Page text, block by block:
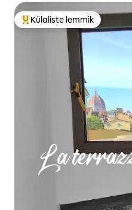
Külaliste suur lemmik
Külaliste lemmik